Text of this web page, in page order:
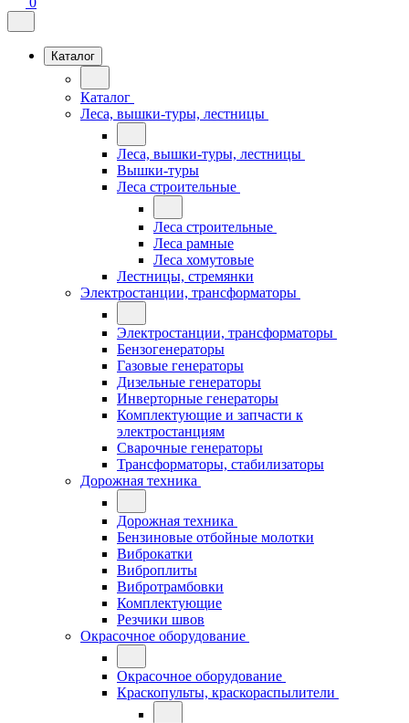
Каталог
Каталог
Леса, вышки-туры, лестницы
Леса, вышки-туры, лестницы
Вышки-туры
Леса строительные
Леса строительные
Леса рамные
Леса хомутовые
Лестницы, стремянки
Электростанции, трансформаторы
Электростанции, трансформаторы
Бензогенераторы
Газовые генераторы
Дизельные генераторы
Инверторные генераторы
Комплектующие и запчасти к
электростанциям
Сварочные генераторы
Трансформаторы, стабилизаторы
Дорожная техника
Дорожная техника
Бензиновые отбойные молотки
Виброкатки
Виброплиты
Вибротрамбовки
Комплектующие
Резчики швов
Окрасочное оборудование
Окрасочное оборудование
Краскопульты, краскораспылители